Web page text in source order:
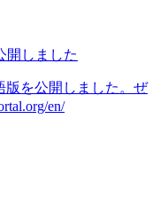
開しました
版を公開しました。ぜ
en/